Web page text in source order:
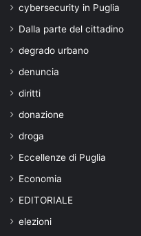
cybersecurity in Puglia
Dalla parte del cittadino
degrado urbano
denuncia
diritti
donazione
droga
Eccellenze di Puglia
Economia
EDITORIALE
elezioni